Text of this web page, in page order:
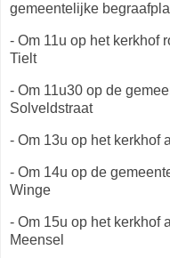
gemeentelijke
- Om 11u op het kerkhof
Tielt
- Om 11u30 op de
Solveldstraat
- Om 13u op het kerkhof
- Om 14u op de
Winge
- Om 15u op het kerkhof
Meensel